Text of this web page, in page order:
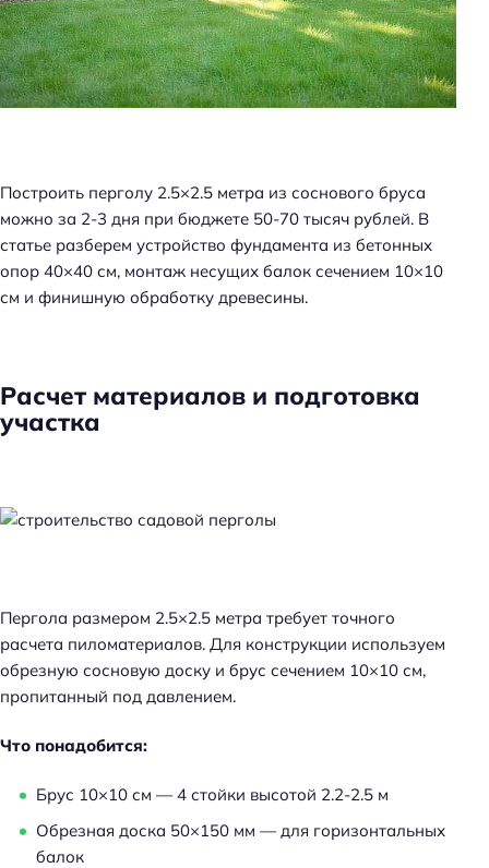
Построить перголу 2.5×2.5 метра из соснового бруса
можно за 2-3 дня при бюджете 50-70 тысяч рублей. В
статье разберем устройство фундамента из бетонных
опор 40×40 см, монтаж несущих балок сечением 10×10
см и финишную обработку древесины.
Расчет материалов и подготовка
участка
Пергола размером 2.5×2.5 метра требует точного
расчета пиломатериалов. Для конструкции используем
обрезную сосновую доску и брус сечением 10×10 см,
пропитанный под давлением.
Что понадобится:
Брус 10×10 см — 4 стойки высотой 2.2-2.5 м
Обрезная доска 50×150 мм — для горизонтальных
балок